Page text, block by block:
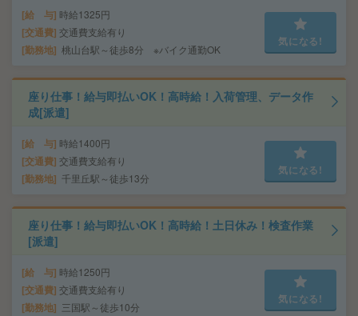
給 与 時給1325円
交通費 交通費支給有り
勤務地 桃山台駅～徒歩8分 ※バイク通勤OK
気になる!
座り仕事！給与即払いOK！高時給！入荷管理、データ作
成[派遣]
給 与 時給1400円
交通費 交通費支給有り
勤務地 千里丘駅～徒歩13分
気になる!
座り仕事！給与即払いOK！高時給！土日休み！検査作業
[派遣]
給 与 時給1250円
交通費 交通費支給有り
勤務地 三国駅～徒歩10分
気になる!